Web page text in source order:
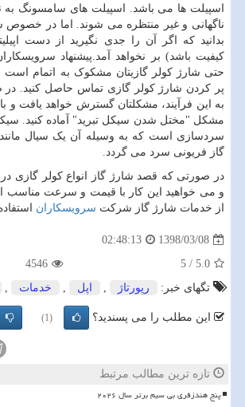
اسپیلت ها می باشد. اسپیلت های سامسونگ به
ناگهانی و غیر منتظره می شوند. اما در خصوص
بدانید که اگر آن را جدی نگیرید از دست
کیفیت باشد) بر نخواهد آمد.پیشنهاد
حتی شارژ کولر گازیتان مشکوک به اتمام
پر کردن شارژ کولر گازی تماس حاصل کنید.
به این فرآیند، مشکلتان گسترش خواهد یافت و
مشکل "مختل شدن سیکل تبرید" آماده کنید. سیکل
سردسازی است که به وسیله آن یک سیال
گاز فریونی سرد می گردد.
در صورتی که قصد شارژ گاز انواع کولر گازی در
و می خواهید این کار با قیمت و سرعت مناسب
از خدمات شارژ گاز شرکت سرویسکاران
1398/03/08
02:48:13
5.0
/
5
4546
تگهای خبر:
رپورتاژ , اپل , خدمات ,
این مطلب را می پسندید؟ (1)
تازه ترین مطالب مرتبط
پنج هندزفری بی سیم برتر سال ۲۰۲۶